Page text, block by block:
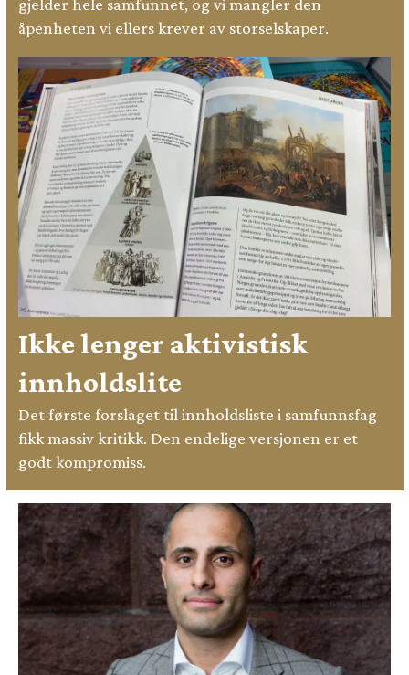
gjelder hele samfunnet, og vi mangler den
åpenheten vi ellers krever av storselskaper.
Ikke lenger aktivistisk
innholdslite
Det første forslaget til innholdsliste i samfunnsfag
fikk massiv kritikk. Den endelige versjonen er et
godt kompromiss.